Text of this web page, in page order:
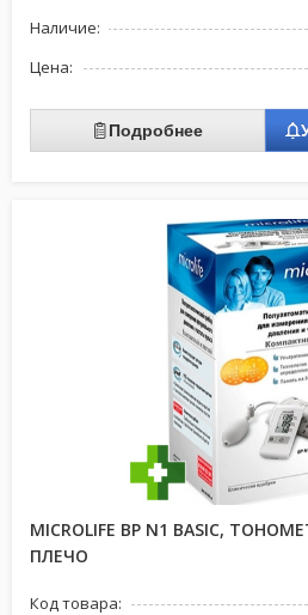
Наличие:
Цена:
Подробнее
MICROLIFE ВР N1 BASIC,
ПЛЕЧО
Код товара: